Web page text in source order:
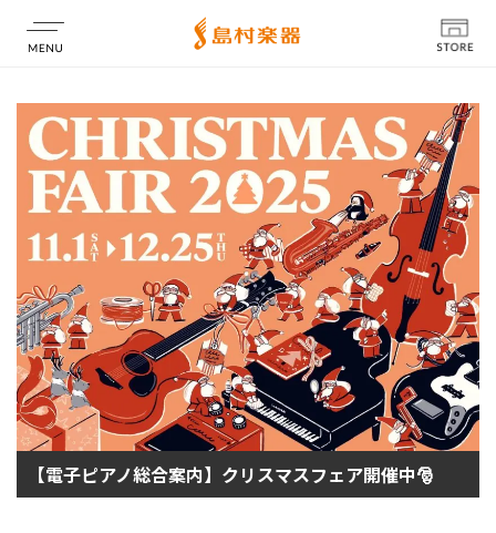
店舗情報
【電子ピアノ総合案内】クリスマスフェア開催中🎅